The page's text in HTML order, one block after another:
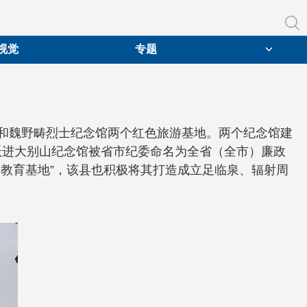
觉
专题
魏野畴烈士纪念馆两个红色旅游基地。两个纪念馆建
大别山纪念馆被省市纪委命名为全省（全市）廉政
育基地”，该县也积极将其打造成立足临泉、辐射周